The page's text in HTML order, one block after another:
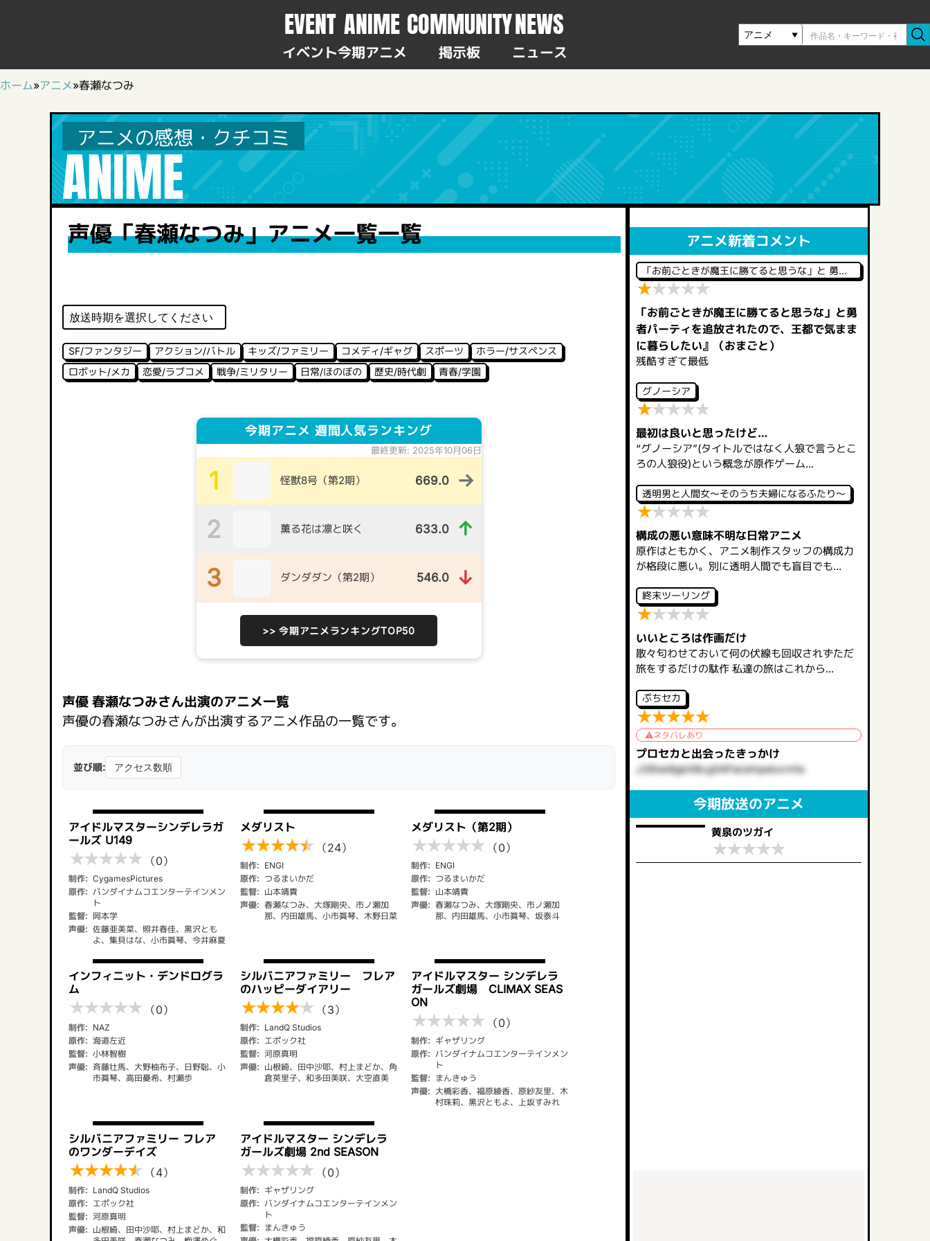
EVENT
イベント
ANIME
今期アニメ
COMMUNITY
掲示板
NEWS
ニュース
ホーム»アニメ»春瀬なつみ
アニメの感想・クチコミ
ANIME
声優「春瀬なつみ」アニメ一覧一覧
SF/ファンタジー アクション/バトル キッズ/ファミリー コメディ/ギャグ スポーツ
ホラー/サスペンス
ロボット/メカ
恋愛/ラブコメ 戦争/ミリタリー 日常/ほのぼの 歴史/時代劇 青春/学園
今期アニメ 週間人気ランキング
最終更新: 2025年10月06日
1 怪獣8号（第2期） 669.0 →
2 薫る花は凛と咲く 633.0 ↑
3 ダンダダン（第2期） 546.0 ↓
>> 今期アニメランキングTOP50
声優 春瀬なつみさん出演のアニメ一覧
声優の春瀬なつみさんが出演するアニメ作品の一覧です。
並び順:
アイドルマスターシンデレラガ
ールズ U149
★★★★★ （0）
制作: CygamesPictures
原作: バンダイナムコエンターテインメン
ト
監督: 岡本学
声優: 佐藤亜美菜、照井春佳、黒沢とも
よ、集貝はな、小市眞琴、今井麻夏
メダリスト
★★★★★ （24）
制作:
ENGI
原作:
つるまいかだ
監督:
山本靖貴
声優: 春瀬なつみ、大塚剛央、市ノ瀬加
那、内田雄馬、小市眞琴、木野日菜
メダリスト（第2期）
★★★★★ （0）
制作: ENGI
原作: つるまいかだ
監督: ⼭本靖貴
声優: 春瀬なつみ、大塚剛央、市ノ瀬加
那、内田雄馬、小市眞琴、坂泰斗
インフィニット・デンドログラ
ム
★★★★★ （0）
制作: NAZ
原作: 海道左近
監督: 小林智樹
声優: 斉藤壮馬、大野柚布子、日野聡、小
市眞琴、高田憂希、村瀬歩
シルバニアファミリー フレア
のハッピーダイアリー
★★★★★ （3）
制作:
LandQ Studios
原作:
エポック社
監督: 河原真明
声優:
山根綺、田中沙耶、村上まどか、角
倉英里子、和多田美咲、大空直美
アイドルマスター シンデレラ
ガールズ劇場 CLIMAX SEAS
ON
★★★★★ （0）
制作: ギャザリング
原作: バンダイナムコエンターテインメン
ト
監督: まんきゅう
声優: 大橋彩香、福原綾香、原紗友里、木
村珠莉、黒沢ともよ、上坂すみれ
シルバニアファミリー フレア
のワンダーデイズ
★★★★★ （4）
制作: LandQ Studios
原作: エポック社
監督: 河原真明
声優: 山根綺、田中沙耶、村上まどか、和
アイドルマスター シンデレラ
ガールズ劇場 2nd SEASON
★★★★★ （0）
制作:
ギャザリング
原作:
バンダイナムコエンターテインメン
ト
監督:
まんきゅう
アニメ新着コメント
「お前ごときが魔王に勝てると思うな」と 勇者パ―ティを追放されたので、王都で気ままに暮らしたい
★★★★★
「お前ごときが魔王に勝てると思うな」と勇
者パーティを追放されたので、王都で気まま
に暮らしたい』（おまごと）
残酷すぎて最低
グノーシア
★★★★★
最初は良いと思ったけど…
“グノーシア”(タイトルではなく人狼で言うとこ
ろの人狼役)という概念が原作ゲーム...
透明男と人間女～そのうち夫婦になるふたり～
★★★★★
構成の悪い意味不明な日常アニメ
原作はともかく、アニメ制作スタッフの構成力
が格段に悪い。別に透明人間でも盲目でも...
終末ツーリング
★★★★★
いいところは作画だけ
散々匂わせておいて何の伏線も回収されずただ
旅をするだけの駄作 私達の旅はこれから...
ぷちセカ
★★★★★
ネタバレあり
プロセカと出会ったきっかけ
J26Isk8gbX8cg5APaUehpekxrm1a
今期放送のアニメ
黄泉のツガイ
★★★★★